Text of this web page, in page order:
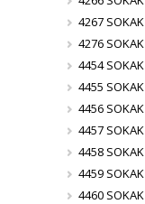
4267 SOKAK
4276 SOKAK
4454 SOKAK
4455 SOKAK
4456 SOKAK
4457 SOKAK
4458 SOKAK
4459 SOKAK
4460 SOKAK